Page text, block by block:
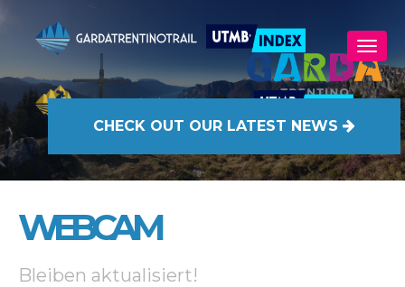
CHECK OUT OUR LATEST NEWS
WEBCAM
Bleiben aktualisiert!